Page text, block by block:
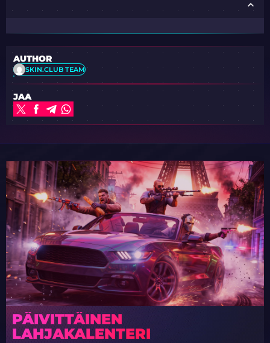
AUTHOR
SKIN.CLUB TEAM
JAA
PÄIVITTÄINEN
LAHJAKALENTERI